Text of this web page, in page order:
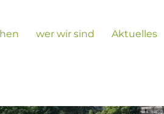
wer wir sind Aktuelles